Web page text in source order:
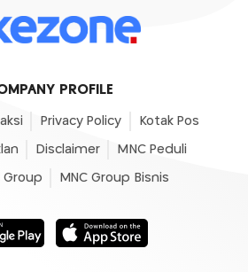
PROFILE
Privacy Policy Kotak Pos
Disclaimer MNC Peduli
Group MNC Group Bisnis